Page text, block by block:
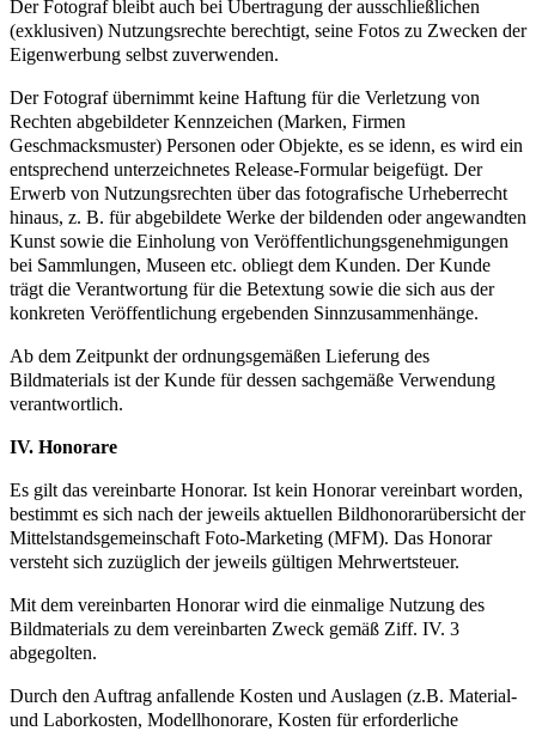
Der Fotograf bleibt auch bei Übertragung der ausschließlichen
(exklusiven) Nutzungsrechte berechtigt, seine Fotos zu Zwecken der
Eigenwerbung selbst zuverwenden.
Der Fotograf übernimmt keine Haftung für die Verletzung von
Rechten abgebildeter Kennzeichen (Marken, Firmen
Geschmacksmuster) Personen oder Objekte, es se idenn, es wird ein
entsprechend unterzeichnetes Release-Formular beigefügt. Der
Erwerb von Nutzungsrechten über das fotografische Urheberrecht
hinaus, z. B. für abgebildete Werke der bildenden oder angewandten
Kunst sowie die Einholung von Veröffentlichungsgenehmigungen
bei Sammlungen, Museen etc. obliegt dem Kunden. Der Kunde
trägt die Verantwortung für die Betextung sowie die sich aus der
konkreten Veröffentlichung ergebenden Sinnzusammenhänge.
Ab dem Zeitpunkt der ordnungsgemäßen Lieferung des
Bildmaterials ist der Kunde für dessen sachgemäße Verwendung
verantwortlich.
IV. Honorare
Es gilt das vereinbarte Honorar. Ist kein Honorar vereinbart worden,
bestimmt es sich nach der jeweils aktuellen Bildhonorarübersicht der
Mittelstandsgemeinschaft Foto-Marketing (MFM). Das Honorar
versteht sich zuzüglich der jeweils gültigen Mehrwertsteuer.
Mit dem vereinbarten Honorar wird die einmalige Nutzung des
Bildmaterials zu dem vereinbarten Zweck gemäß Ziff. IV. 3
abgegolten.
Durch den Auftrag anfallende Kosten und Auslagen (z.B. Material-
und Laborkosten, Modellhonorare, Kosten für erforderliche